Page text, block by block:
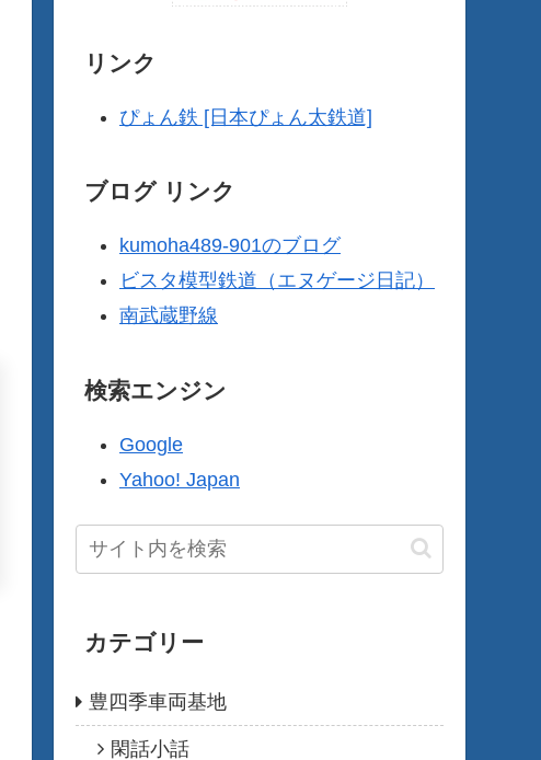
リンク
ぴょん鉄 [日本ぴょん太鉄道]
ブログ リンク
kumoha489-901のブログ
ビスタ模型鉄道（エヌゲージ日記）
南武蔵野線
検索エンジン
Google
Yahoo! Japan
カテゴリー
豊四季車両基地
閑話小話